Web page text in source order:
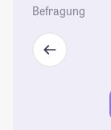
Befragung